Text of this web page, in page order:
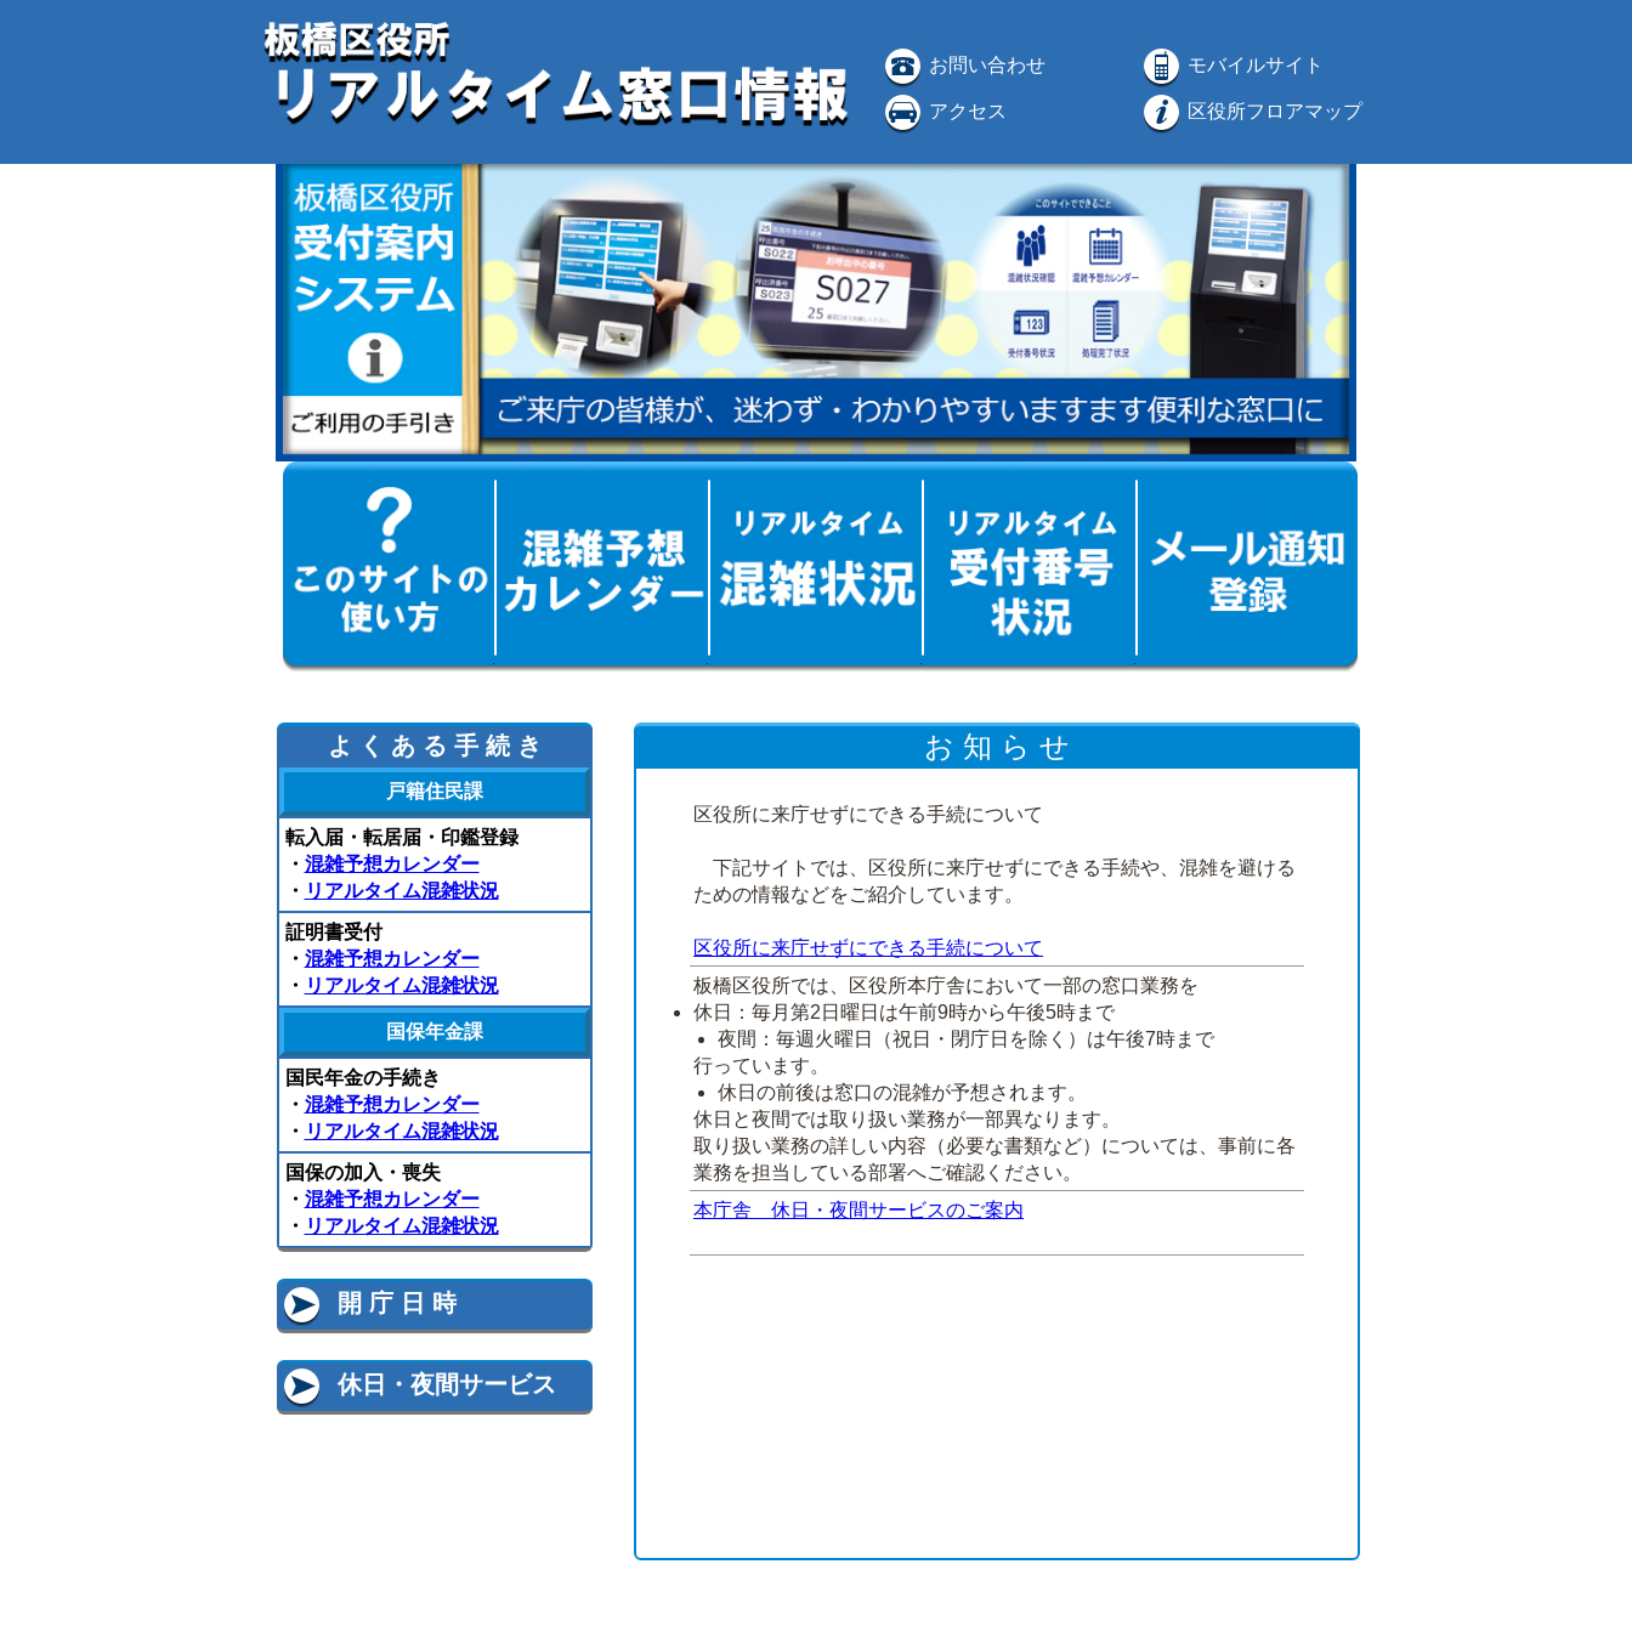
お問い合わせ モバイルサイト
アクセス 区役所フロアマップ
よ く あ る 手 続 き
戸籍住民課
転入届・転居届・印鑑登録
・ 混雑予想カレンダー
・ リアルタイム混雑状況
証明書受付
・ 混雑予想カレンダー
・ リアルタイム混雑状況
国保年金課
国民年金の手続き
・ 混雑予想カレンダー
・ リアルタイム混雑状況
国保の加入・喪失
・ 混雑予想カレンダー
・ リアルタイム混雑状況
開 庁 日 時
休日・夜間サービス
お 知 ら せ
区役所に来庁せずにできる手続について
下記サイトでは、区役所に来庁せずにできる手続や、混雑を避ける
ための情報などをご紹介しています。
区役所に来庁せずにできる手続について
板橋区役所では、区役所本庁舎において一部の窓口業務を
休日：毎月第2日曜日は午前9時から午後5時まで
夜間：毎週火曜日（祝日・閉庁日を除く）は午後7時まで
行っています。
休日の前後は窓口の混雑が予想されます。
休日と夜間では取り扱い業務が一部異なります。
取り扱い業務の詳しい内容（必要な書類など）については、事前に各
業務を担当している部署へご確認ください。
本庁舎 休日・夜間サービスのご案内